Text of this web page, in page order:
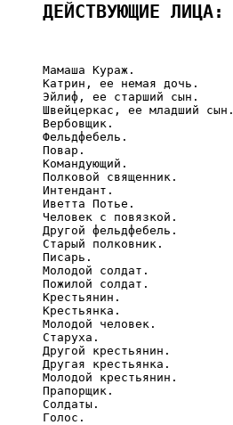
ДЕЙСТВУЮЩИЕ ЛИЦА:
     Мамаша Кураж.
     Катрин, ее немая дочь.
     Эйлиф, ее старший сын.
     Швейцеркас, ее младший сын.
     Вербовщик.
     Фельдфебель.
     Повар.
     Командующий.
     Полковой священник.
     Интендант.
     Иветта Потье.
     Человек с повязкой.
     Другой фельдфебель.
     Старый полковник.
     Писарь.
     Молодой солдат.
     Пожилой солдат.
     Крестьянин.
     Крестьянка.
     Молодой человек.
     Старуха.
     Другой крестьянин.
     Другая крестьянка.
     Молодой крестьянин.
     Прапорщик.
     Солдаты.
     Голос.